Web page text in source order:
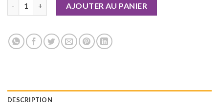
AJOUTER AU PANIER
DESCRIPTION